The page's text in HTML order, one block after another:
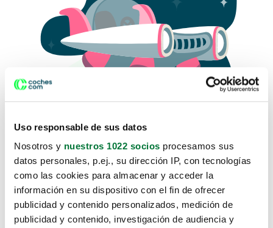
Uso responsable de sus datos
Nosotros y nuestros 1022 socios procesamos sus
datos personales, p.ej., su dirección IP, con tecnologías
como las cookies para almacenar y acceder la
información en su dispositivo con el fin de ofrecer
publicidad y contenido personalizados, medición de
publicidad y contenido, investigación de audiencia y
Lo sentimos, no sabemos como
te hemos traido hasta aquí.